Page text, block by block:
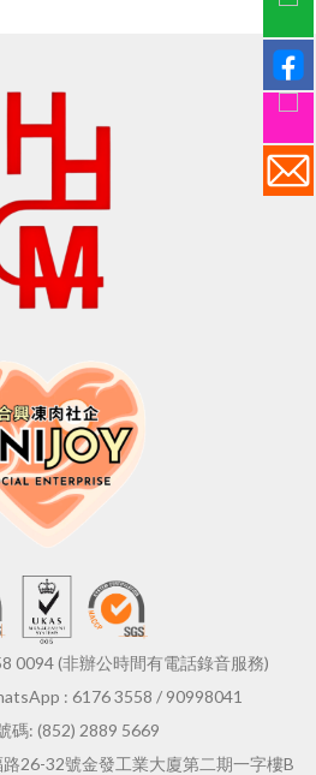
0094 (非辦公時間有電話錄音服務)
: 6176 3558 / 90998041
碼: (852) 2889 5669
26-32號金發工業大廈第二期一字樓B